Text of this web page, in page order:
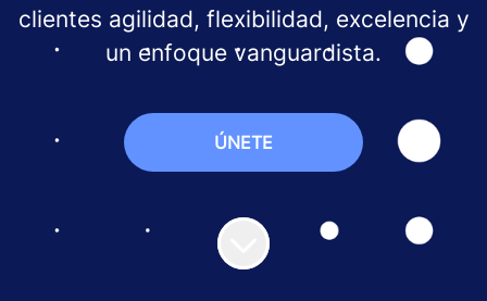
clientes agilidad, flexibilidad, excelencia y
un enfoque vanguardista.
ÚNETE